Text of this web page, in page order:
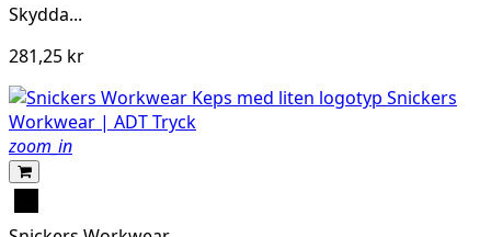
Skydda...
281,25 kr
zoom_in